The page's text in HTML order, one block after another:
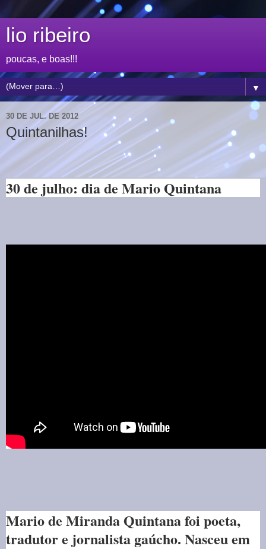
lio ribeiro
poucas, e boas!!!
▼
30 DE JUL. DE 2012
Quintanilhas!
30 de julho: dia de Mario Quintana
Mario de Miranda Quintana foi poeta,
tradutor e jornalista gaúcho. Nasceu em